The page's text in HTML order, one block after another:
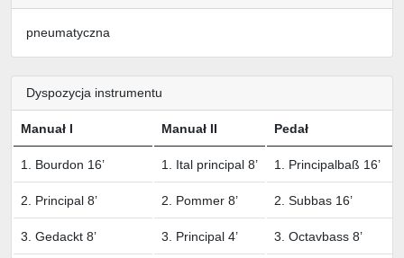
pneumatyczna
Dyspozycja instrumentu
Manuał I Manuał II Pedał
1. Bourdon 16’ 1. Ital principal 8’ 1. Principalbaß 16’
2. Principal 8’ 2. Pommer 8’ 2. Subbas 16’
3. Gedackt 8’ 3. Principal 4’ 3. Octavbass 8’